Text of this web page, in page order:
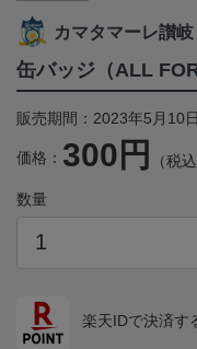
カマタマーレ讃岐
缶バッジ（ALL
販売期間：2023年5月10
価格： 300円 （税込
数量
楽天IDで決済す